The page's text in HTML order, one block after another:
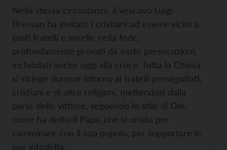
Nella stessa circostanza, il vescovo Luigi
Bressan ha invitato i cristiani ad essere vicini a
tanti fratelli e sorelle nella fede,
profondamente provati da vaste persecuzioni,
inchiodati anche oggi alla croce. Tutta la Chiesa
si stringe dunque intorno ai fratelli perseguitati,
cristiani e di altre religioni, mettendosi dalla
parte delle vittime, seguendo lo stile di Dio,
come ha detto il Papa, che si umilia per
camminare con il suo popolo, per sopportare le
sue infedeltà.